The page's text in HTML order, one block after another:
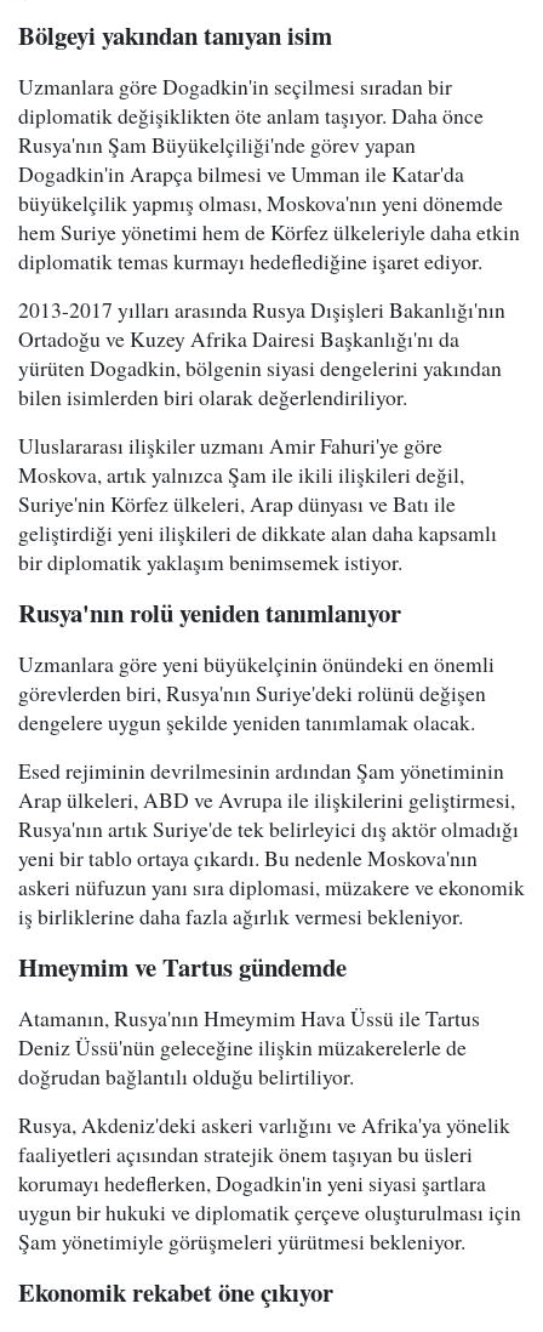
Bölgeyi yakından tanıyan isim
Uzmanlara göre Dogadkin'in seçilmesi sıradan bir
diplomatik değişiklikten öte anlam taşıyor. Daha önce
Rusya'nın Şam Büyükelçiliği'nde görev yapan
Dogadkin'in Arapça bilmesi ve Umman ile Katar'da
büyükelçilik yapmış olması, Moskova'nın yeni dönemde
hem Suriye yönetimi hem de Körfez ülkeleriyle daha etkin
diplomatik temas kurmayı hedeflediğine işaret ediyor.
2013-2017 yılları arasında Rusya Dışişleri Bakanlığı'nın
Ortadoğu ve Kuzey Afrika Dairesi Başkanlığı'nı da
yürüten Dogadkin, bölgenin siyasi dengelerini yakından
bilen isimlerden biri olarak değerlendiriliyor.
Uluslararası ilişkiler uzmanı Amir Fahuri'ye göre
Moskova, artık yalnızca Şam ile ikili ilişkileri değil,
Suriye'nin Körfez ülkeleri, Arap dünyası ve Batı ile
geliştirdiği yeni ilişkileri de dikkate alan daha kapsamlı
bir diplomatik yaklaşım benimsemek istiyor.
Rusya'nın rolü yeniden tanımlanıyor
Uzmanlara göre yeni büyükelçinin önündeki en önemli
görevlerden biri, Rusya'nın Suriye'deki rolünü değişen
dengelere uygun şekilde yeniden tanımlamak olacak.
Esed rejiminin devrilmesinin ardından Şam yönetiminin
Arap ülkeleri, ABD ve Avrupa ile ilişkilerini geliştirmesi,
Rusya'nın artık Suriye'de tek belirleyici dış aktör olmadığı
yeni bir tablo ortaya çıkardı. Bu nedenle Moskova'nın
askeri nüfuzun yanı sıra diplomasi, müzakere ve ekonomik
iş birliklerine daha fazla ağırlık vermesi bekleniyor.
Hmeymim ve Tartus gündemde
Atamanın, Rusya'nın Hmeymim Hava Üssü ile Tartus
Deniz Üssü'nün geleceğine ilişkin müzakerelerle de
doğrudan bağlantılı olduğu belirtiliyor.
Rusya, Akdeniz'deki askeri varlığını ve Afrika'ya yönelik
faaliyetleri açısından stratejik önem taşıyan bu üsleri
korumayı hedeflerken, Dogadkin'in yeni siyasi şartlara
uygun bir hukuki ve diplomatik çerçeve oluşturulması için
Şam yönetimiyle görüşmeleri yürütmesi bekleniyor.
Ekonomik rekabet öne çıkıyor